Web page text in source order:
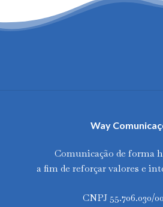
Way
Comunicação de forma
a fim de reforçar valores e
CNPJ 55.706.030/